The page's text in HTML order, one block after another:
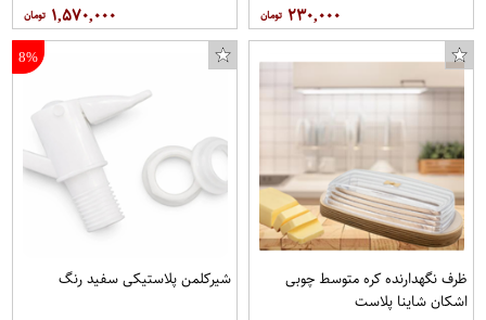
۲۳۰,۰۰۰ ۱,۵۷۰,۰۰۰
ظرف نگهدارنده کره متوسط چوبی
اشکان شاینا پلاست
8%
شیرکلمن پلاستیکی سفید رنگ